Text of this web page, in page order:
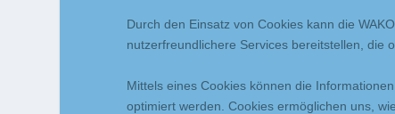
Durch den Einsatz von Cookies kann die
nutzerfreundlichere Services bereitstellen, die
Mittels eines Cookies können die
optimiert werden. Cookies ermöglichen uns,